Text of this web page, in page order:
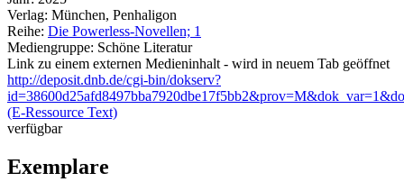
Verlag: München, Penhaligon
Reihe: Die Powerless-Novellen; 1
Mediengruppe: Schöne Literatur
Link zu einem externen Medieninhalt - wird in neuem Tab geöffnet
http://deposit.dnb.de/cgi-bin/dokserv?
(E-Ressource Text)
verfügbar
Exemplare